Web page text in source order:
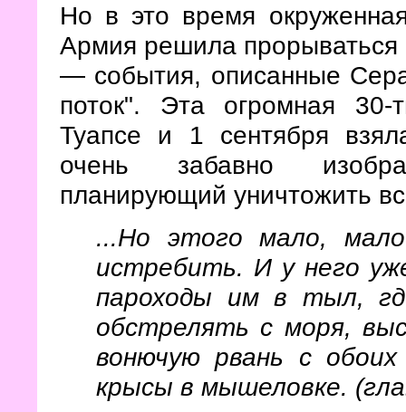
Но в это время
Армия решила прорываться
— события, описанные
поток". Эта огромная 30-
Туапсе и 1 сентября
очень забавно
планирующий уничтожить
...Но этого мало,
истребить. И у него
пароходы им в тыл,
обстрелять с моря,
вонючую рвань с
крысы в мышеловке.